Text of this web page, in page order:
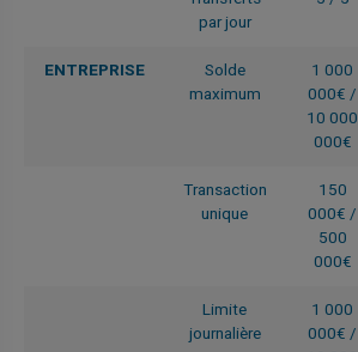
par jour
ENTREPRISE
Solde
maximum
1 000
000€ /
10 000
000€
Transaction
unique
150
000€ /
500
000€
Limite
journalière
1 000
000€ /